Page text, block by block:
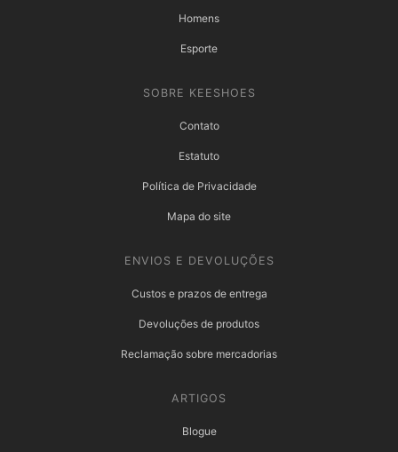
Homens
Esporte
SOBRE KEESHOES
Contato
Estatuto
Política de Privacidade
Mapa do site
ENVIOS E DEVOLUÇÕES
Custos e prazos de entrega
Devoluções de produtos
Reclamação sobre mercadorias
ARTIGOS
Blogue